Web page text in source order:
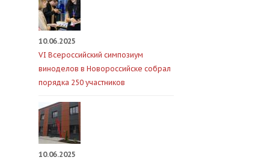
10.06.2025
VI Всероссийский симпозиум
виноделов в Новороссийске собрал
порядка 250 участников
10.06.2025